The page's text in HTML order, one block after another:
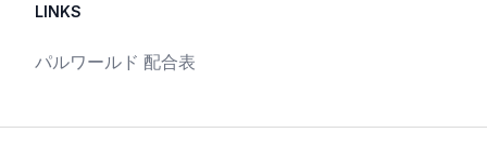
LINKS
パルワールド 配合表